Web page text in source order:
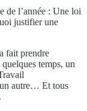
de l’année : Une loi
justifier une
fait prendre
temps, un
un autre… Et tous